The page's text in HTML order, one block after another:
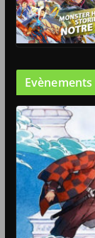
Evènements